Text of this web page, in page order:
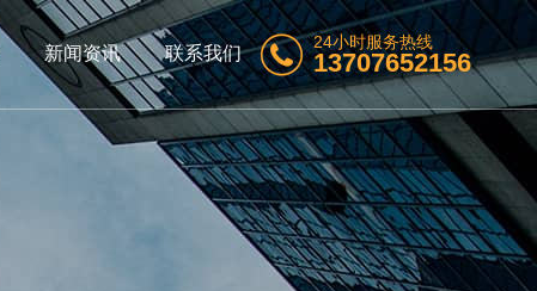
新闻资讯 联系我们  24小时服务热线
13707652156